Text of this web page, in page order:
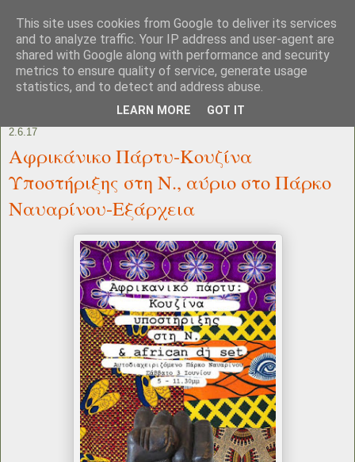
2.6.17
Αφρικάνικο Πάρτυ-Κουζίνα
Υποστήριξης στη Ν., αύριο στο Πάρκο
Ναυαρίνου-Εξάρχεια
This site uses cookies from Google to deliver its services
and to analyze traffic. Your IP address and user-agent are
shared with Google along with performance and security
metrics to ensure quality of service, generate usage
statistics, and to detect and address abuse.
LEARN MORE GOT IT